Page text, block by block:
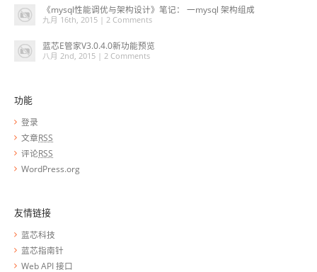
《mysql性能调优与架构设计》笔记： 一mysql 架构组成
九月 16th, 2015 | 2 Comments
蓝芯E管家V3.0.4.0新功能预览
八月 2nd, 2015 | 2 Comments
功能
登录
文章RSS
评论RSS
WordPress.org
友情链接
蓝芯科技
蓝芯指南针
Web API 接口